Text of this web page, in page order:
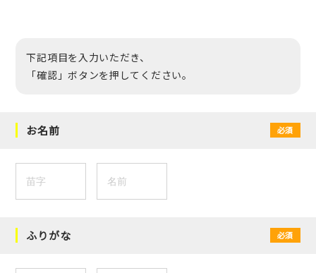
下記項目を入力いただき、
「確認」ボタンを押してください。
お名前 必須
ふりがな 必須